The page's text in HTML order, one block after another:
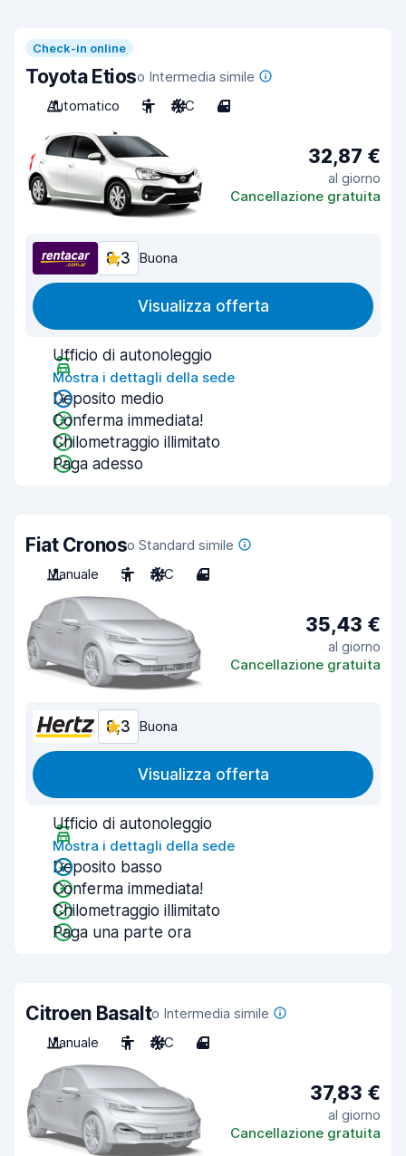
Check-in online
Toyota Etioso Intermedia simile
Automatico
5 A/C 4
32,87 €
al giorno
Cancellazione gratuita
8,3 Buona
Visualizza offerta
Ufficio di autonoleggio
Mostra i dettagli della sede
Deposito medio
Conferma immediata!
Chilometraggio illimitato
Paga adesso
Fiat Cronoso Standard simile
Manuale
5 A/C 4
35,43 €
al giorno
Cancellazione gratuita
8,3 Buona
Visualizza offerta
Ufficio di autonoleggio
Mostra i dettagli della sede
Deposito basso
Conferma immediata!
Chilometraggio illimitato
Paga una parte ora
Citroen Basalto Intermedia simile
Manuale
5 A/C 4
37,83 €
al giorno
Cancellazione gratuita